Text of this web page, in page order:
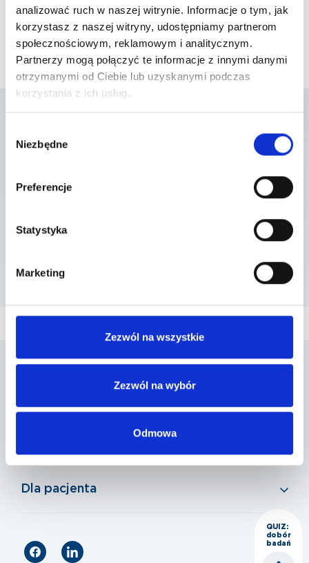
analizować ruch w naszej witrynie. Informacje o tym, jak
korzystasz z naszej witryny, udostępniamy partnerom
społecznościowym, reklamowym i analitycznym.
Partnerzy mogą połączyć te informacje z innymi danymi
otrzymanymi od Ciebie lub uzyskanymi podczas
korzystania z ich usług.
zgody
Niezbędne
Preferencje
Statystyka
Marketing
Zezwól na wszystkie
Zezwól na wybór
Odmowa
Lista placówek w
których usługa jest
Szpital Poznań
Dla pacjenta
QUIZ:
dobór
badań